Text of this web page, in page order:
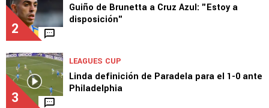
2
Guiño de Brunetta a Cruz Azul: "Estoy a
disposición"
3
LEAGUES CUP
Linda definición de Paradela para el 1-0 ante
Philadelphia